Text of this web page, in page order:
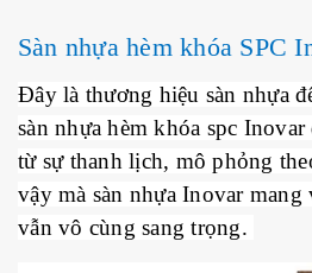
Sàn nhựa hèm khóa SPC
Đây là thương hiệu sàn nhựa
sàn nhựa hèm khóa spc
từ sự thanh lịch, mô phỏng
vậy mà sàn nhựa Inovar mang
vẫn vô cùng sang trọng.